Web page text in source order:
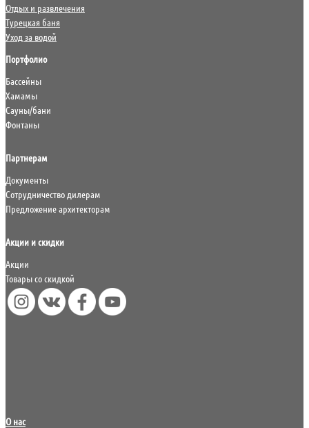
Отдых и развлечения
Турецкая баня
Уход за водой
Портфолио
Бассейны
Хамамы
Сауны/бани
Фонтаны
Партнерам
Документы
Сотрудничество дилерам
Предложение архитекторам
Акции и скидки
Акции
Товары со скидкой
О нас